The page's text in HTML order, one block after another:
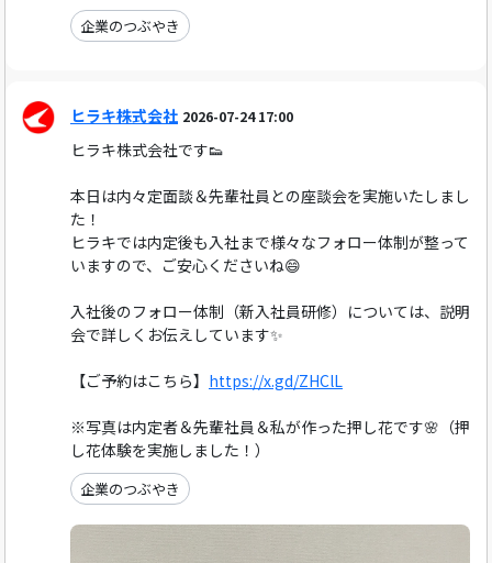
企業のつぶやき
ヒラキ株式会社 2026-07-24 17:00
ヒラキ株式会社です👟
本日は内々定面談＆先輩社員との座談会を実施いたしまし
た！
ヒラキでは内定後も入社まで様々なフォロー体制が整って
いますので、ご安心くださいね😄
入社後のフォロー体制（新入社員研修）については、説明
会で詳しくお伝えしています✨
【ご予約はこちら】 https://x.gd/ZHClL
※写真は内定者＆先輩社員＆私が作った押し花です🌸（押
し花体験を実施しました！）
企業のつぶやき